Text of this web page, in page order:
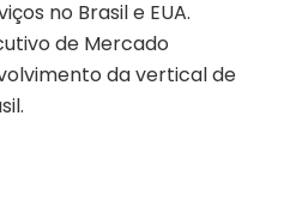
no Brasil e EUA.
de Mercado
da vertical de